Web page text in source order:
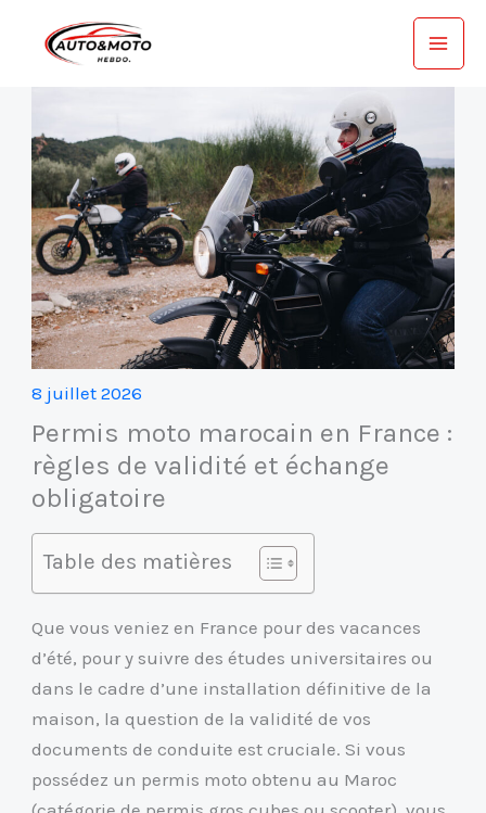
8 juillet 2026
Permis moto marocain en France :
règles de validité et échange
obligatoire
Table des matières
Que vous veniez en France pour des vacances
d’été, pour y suivre des études universitaires ou
dans le cadre d’une installation définitive de la
maison, la question de la validité de vos
documents de conduite est cruciale. Si vous
possédez un permis moto obtenu au Maroc